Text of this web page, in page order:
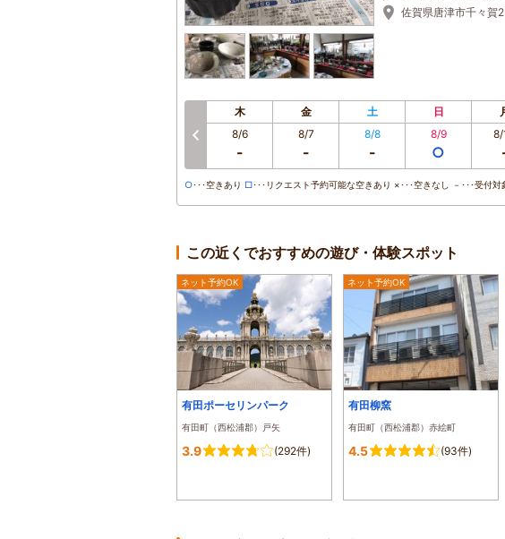
佐賀県唐津市千々賀
木 金 土 日
8/6
-
8/7
-
8/8
-
8/9
○
8/
○･･･空きあり □･･･リクエスト予約可能な空きあり ×･･･空きなし －･･･受付対
この近くでおすすめの遊び・体験スポット
ネット予約OK
有田ポーセリンパーク
有田町（西松浦郡）戸矢
3.9 (292件)
ネット予約OK
有田柳窯
有田町（西松浦郡）赤絵町
4.5 (93件)